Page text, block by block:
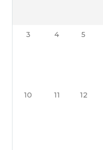
3 4 5
10 11 12